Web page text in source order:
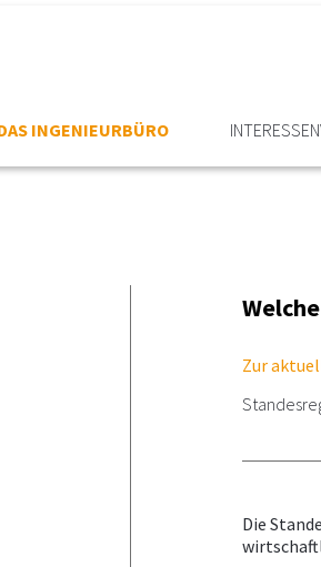
INGENIEURBÜRO
Zur
Die